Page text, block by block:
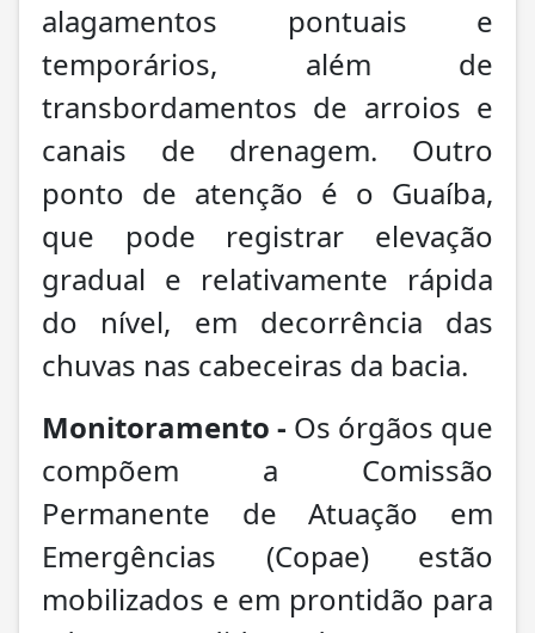
alagamentos pontuais e
temporários, além de
transbordamentos de arroios e
canais de drenagem. Outro
ponto de atenção é o Guaíba,
que pode registrar elevação
gradual e relativamente rápida
do nível, em decorrência das
chuvas nas cabeceiras da bacia.
Monitoramento - Os órgãos que
compõem a Comissão
Permanente de Atuação em
Emergências (Copae) estão
mobilizados e em prontidão para